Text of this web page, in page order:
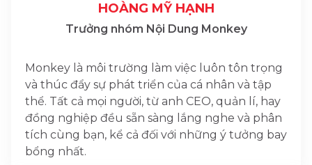
HOÀNG MỸ HẠNH
Trưởng nhóm Nội Dung Monkey
Monkey là môi trường làm việc luôn tôn trọng
và thúc đẩy sự phát triển của cá nhân và tập
thể. Tất cả mọi người, từ anh CEO, quản lí, hay
đồng nghiệp đều sẵn sàng lắng nghe và phân
tích cùng bạn, kể cả đối với những ý tưởng bay
bổng nhất.